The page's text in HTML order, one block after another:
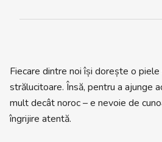
Fiecare dintre noi își dorește o piele
strălucitoare. Însă, pentru a ajunge
mult decât noroc – e nevoie de
îngrijire atentă.